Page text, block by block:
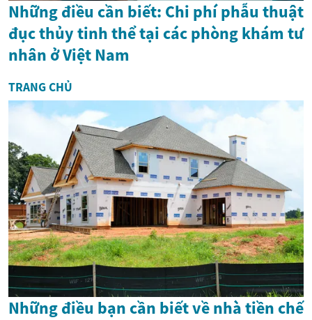
Những điều cần biết: Chi phí phẫu thuật
đục thủy tinh thể tại các phòng khám tư
nhân ở Việt Nam
TRANG CHỦ
Những điều bạn cần biết về nhà tiền chế